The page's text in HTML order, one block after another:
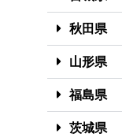
秋田県
山形県
福島県
茨城県